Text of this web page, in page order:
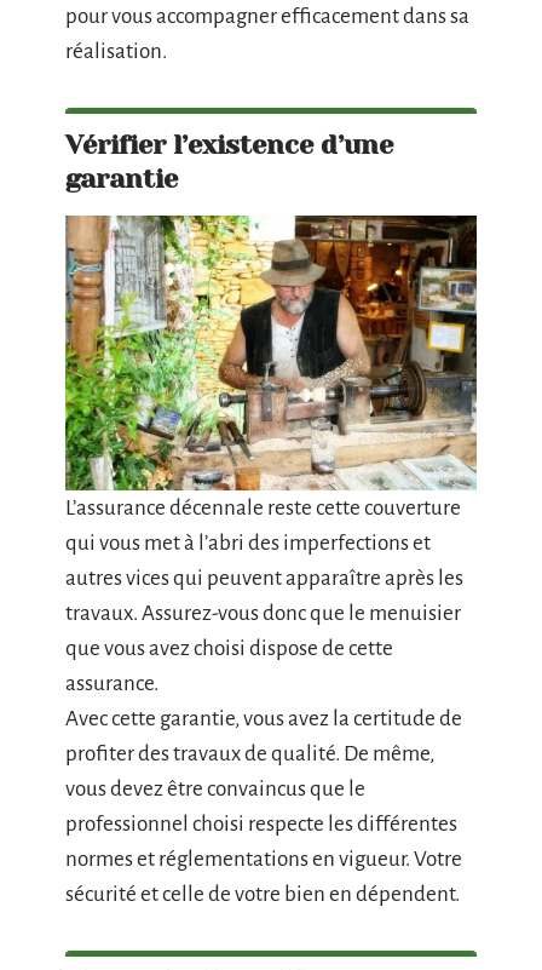
pour vous accompagner efficacement dans sa
réalisation.
Vérifier l’existence d’une
garantie
L’assurance décennale reste cette couverture
qui vous met à l’abri des imperfections et
autres vices qui peuvent apparaître après les
travaux. Assurez-vous donc que le menuisier
que vous avez choisi dispose de cette
assurance.
Avec cette garantie, vous avez la certitude de
profiter des travaux de qualité. De même,
vous devez être convaincus que le
professionnel choisi respecte les différentes
normes et réglementations en vigueur. Votre
sécurité et celle de votre bien en dépendent.